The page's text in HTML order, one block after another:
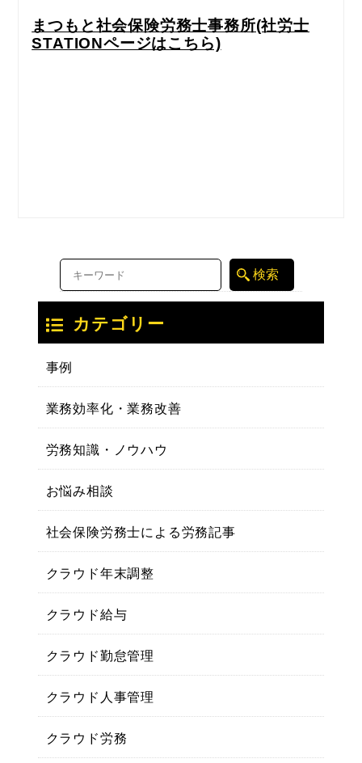
まつもと社会保険労務士事務所(社労士
STATIONページはこちら)
カテゴリー
事例
業務効率化・業務改善
労務知識・ノウハウ
お悩み相談
社会保険労務士による労務記事
クラウド年末調整
クラウド給与
クラウド勤怠管理
クラウド人事管理
クラウド労務